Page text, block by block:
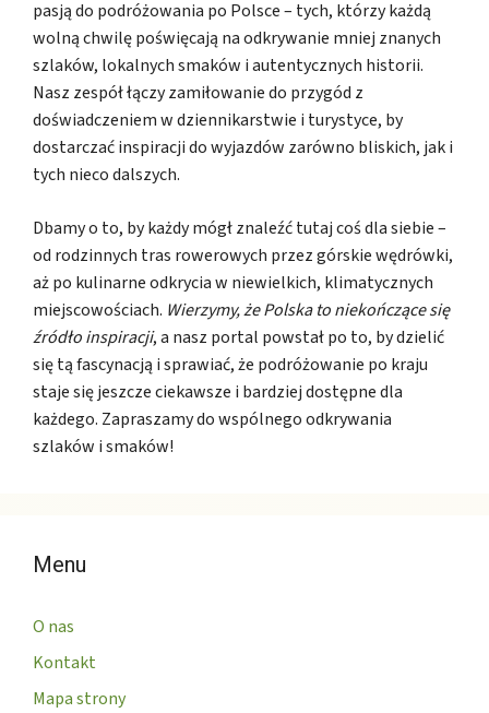
pasją do podróżowania po Polsce – tych, którzy każdą
wolną chwilę poświęcają na odkrywanie mniej znanych
szlaków, lokalnych smaków i autentycznych historii.
Nasz zespół łączy zamiłowanie do przygód z
doświadczeniem w dziennikarstwie i turystyce, by
dostarczać inspiracji do wyjazdów zarówno bliskich, jak i
tych nieco dalszych.
Dbamy o to, by każdy mógł znaleźć tutaj coś dla siebie –
od rodzinnych tras rowerowych przez górskie wędrówki,
aż po kulinarne odkrycia w niewielkich, klimatycznych
miejscowościach. Wierzymy, że Polska to niekończące się
źródło inspiracji, a nasz portal powstał po to, by dzielić
się tą fascynacją i sprawiać, że podróżowanie po kraju
staje się jeszcze ciekawsze i bardziej dostępne dla
każdego. Zapraszamy do wspólnego odkrywania
szlaków i smaków!
Menu
O nas
Kontakt
Mapa strony